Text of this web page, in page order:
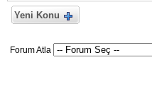
Yeni Konu
Forum Atla